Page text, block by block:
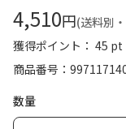
4,510円(送料別
獲得ポイント： 45 pt
商品番号
数量